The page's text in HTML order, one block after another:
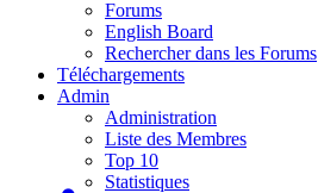
Forums
English Board
Rechercher dans les Forums
Téléchargements
Admin
Administration
Liste des Membres
Top 10
Statistiques